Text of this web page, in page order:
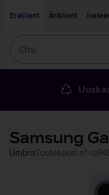
Eraklient
Äriklient
Samsung
ÜmbrisTootekood: ef-